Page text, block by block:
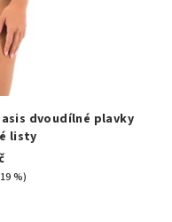
dvoudílné plavky
listy
%)